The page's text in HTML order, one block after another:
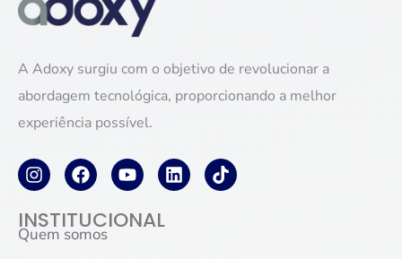
A Adoxy surgiu com o objetivo de revolucionar a
abordagem tecnológica, proporcionando a melhor
experiência possível.
INSTITUCIONAL
Quem somos